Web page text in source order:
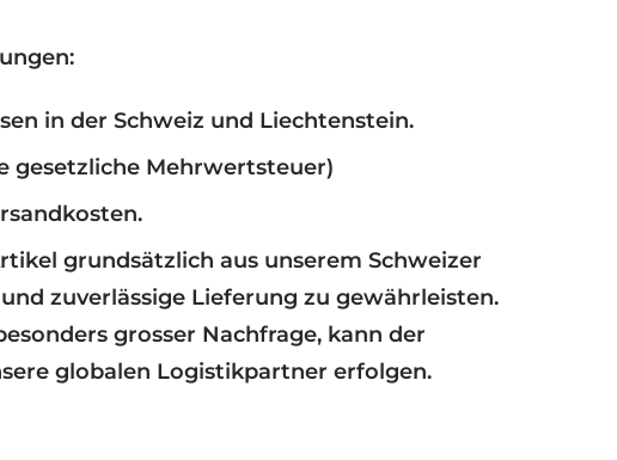
in der Schweiz und Liechtenstein.
gesetzliche Mehrwertsteuer)
grundsätzlich aus unserem Schweizer
zuverlässige Lieferung zu gewährleisten.
grosser Nachfrage, kann der
globalen Logistikpartner erfolgen.